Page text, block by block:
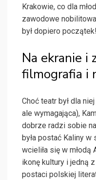
Krakowie, co dla
zawodowe
był dopiero początek!
Na ekranie i
filmografia i
Choć teatr był dla
ale wymagająca),
dobrze radzi sobie
była postać Kaliny w
wcieliła się w
ikonę kultury i jedną
postaci polskiej